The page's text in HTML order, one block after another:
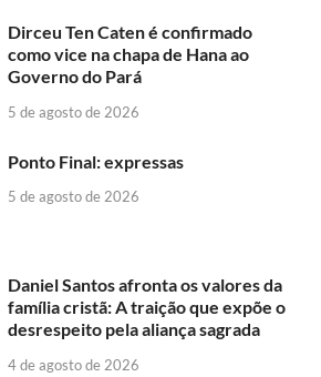
Dirceu Ten Caten é confirmado
como vice na chapa de Hana ao
Governo do Pará
5 de agosto de 2026
Ponto Final: expressas
5 de agosto de 2026
Daniel Santos afronta os valores da
família cristã: A traição que expõe o
desrespeito pela aliança sagrada
4 de agosto de 2026